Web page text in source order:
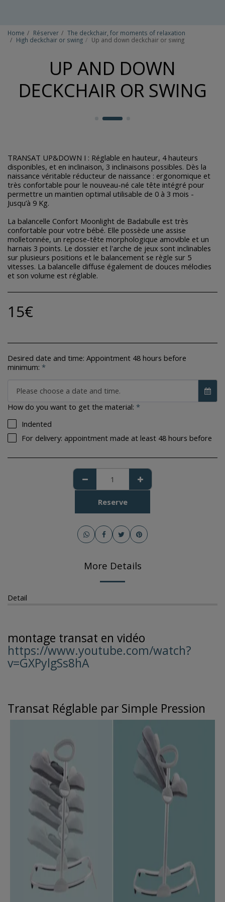
Home Réserver
The deckchair, for moments of relaxation
High deckchair or swing
Up and down deckchair or swing
UP AND DOWN
DECKCHAIR OR SWING
TRANSAT UP&DOWN I : Réglable en hauteur, 4 hauteurs
disponibles, et en inclinaison, 3 inclinaisons possibles. Dès la
naissance véritable réducteur de naissance : ergonomique et
très confortable pour le nouveau-né cale tête intégré pour
permettre un maintien optimal utilisable de 0 à 3 mois -
Jusqu’à 9 Kg.
La balancelle Confort Moonlight de Badabulle est très
confortable pour votre bébé. Elle possède une assise
molletonnée, un repose-tête morphologique amovible et un
harnais 3 points. Le dossier et l'arche de jeux sont inclinables
sur plusieurs positions et le balancement se règle sur 5
vitesses. La balancelle diffuse également de douces mélodies
et son volume est réglable.
15€
Desired date and time: Appointment 48 hours before
minimum: *
Please choose a date and time.
How do you want to get the material: *
Indented
For delivery: appointment made at least 48 hours before
Reserve
More Details
Detail
montage transat en vidéo
https://www.youtube.com/watch?
v=GXPylgSs8hA
Transat Réglable par Simple Pression